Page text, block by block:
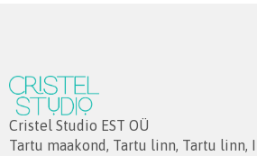
Cristel Studio EST OÜ
Tartu maakond, Tartu linn, Tartu linn,